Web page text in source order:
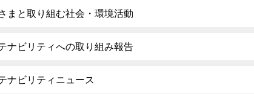
まと取り組む社会・環境活動
ナビリティへの取り組み報告
ナビリティニュース